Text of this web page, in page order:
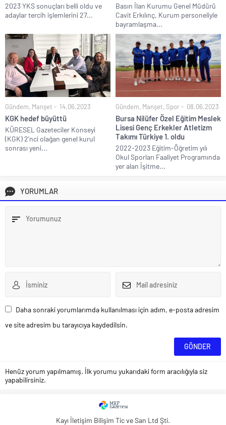
2023 YKS sonuçları belli oldu ve
adaylar tercih işlemlerini 27...
Basın İlan Kurumu Genel Müdürü
Cavit Erkılınç, Kurum personeliyle
bayramlaşma...
Gündem, Manşet 14.06.2023
KGK hedef büyüttü
KÜRESEL Gazeteciler Konseyi
(KGK) 2’nci olağan genel kurul
sonrası yeni...
Gündem, Manşet, Spor 08.06.2023
Bursa Nilüfer Özel Eğitim Meslek
Lisesi Genç Erkekler Atletizm
Takımı Türkiye 1. oldu
2022-2023 Eğitim-Öğretim yılı
Okul Sporları Faaliyet Programında
yer alan İşitme...
YORUMLAR
Daha sonraki yorumlarımda kullanılması için adım, e-posta adresim
ve site adresim bu tarayıcıya kaydedilsin.
Henüz yorum yapılmamış. İlk yorumu yukarıdaki form aracılığıyla siz
yapabilirsiniz.
Kayı İletişim Bilişim Tic ve San Ltd Şti.